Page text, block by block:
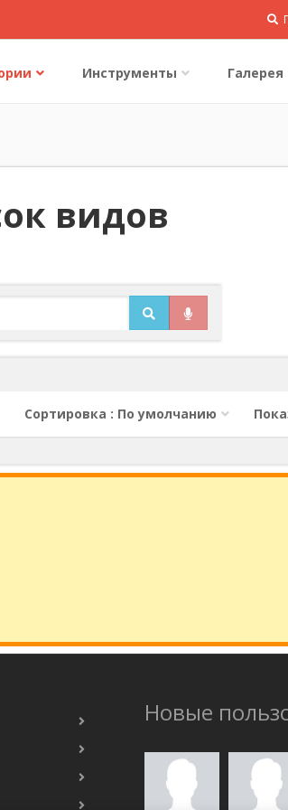
Инструменты Галерея
видов
Сортировка : По умолчанию
Новые